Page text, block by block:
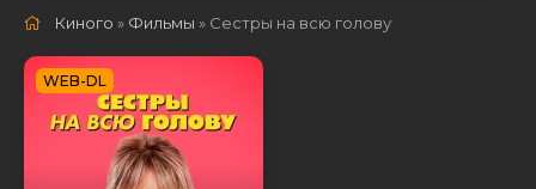
Киного » Фильмы » Сестры на всю голову
WEB-DL